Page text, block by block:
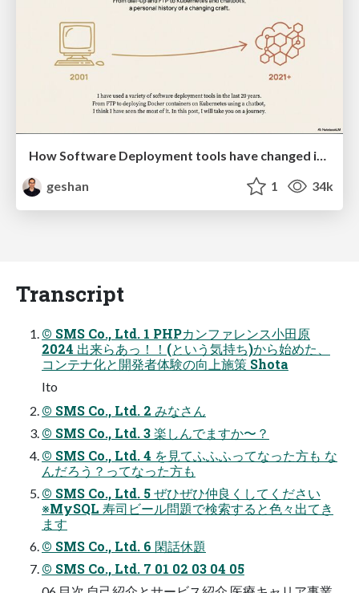
How Software Deployment tools have changed in the past 20 years
geshan
1 34k
Transcript
© SMS Co., Ltd. 1 PHPカンファレンス小田原
2024 出来らあっ！！(という気持ち)から始めた、
コンテナ化と開発者体験の向上施策 Shota
Ito
© SMS Co., Ltd. 2 みなさん
© SMS Co., Ltd. 3 楽しんでますか〜？
© SMS Co., Ltd. 4 を見てふふふってなった方も な
んだろう？ってなった方も
© SMS Co., Ltd. 5 ぜひぜひ仲良くしてください
※MySQL 寿司ビール問題で検索すると色々出てき
ます
© SMS Co., Ltd. 6 閑話休題
© SMS Co., Ltd. 7 01 02 03 04 05